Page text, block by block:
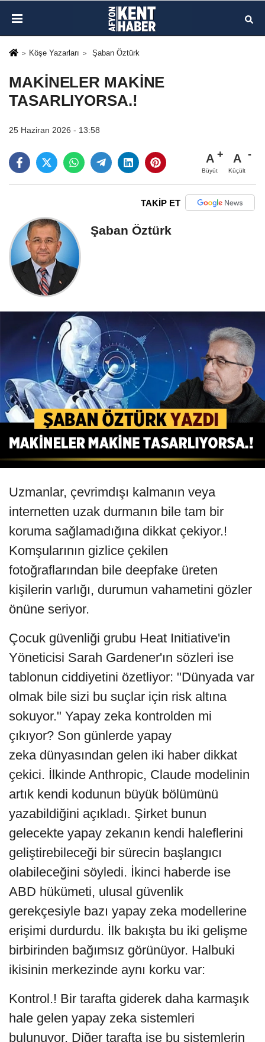
Köşe Yazarları Şaban Öztürk
MAKİNELER MAKİNE
TASARLIYORSA.!
25 Haziran 2026 - 13:58
A
Büyüt
A
Küçült
TAKİP ET
Şaban Öztürk
Uzmanlar, çevrimdışı kalmanın veya
internetten uzak durmanın bile tam bir
koruma sağlamadığına dikkat çekiyor.!
Komşularının gizlice çekilen
fotoğraflarından bile deepfake üreten
kişilerin varlığı, durumun vahametini gözler
önüne seriyor.
Çocuk güvenliği grubu Heat Initiative'in
Yöneticisi Sarah Gardener'ın sözleri ise
tablonun ciddiyetini özetliyor: "Dünyada var
olmak bile sizi bu suçlar için risk altına
sokuyor." Yapay zeka kontrolden mi
çıkıyor? Son günlerde yapay
zeka dünyasından gelen iki haber dikkat
çekici. İlkinde Anthropic, Claude modelinin
artık kendi kodunun büyük bölümünü
yazabildiğini açıkladı. Şirket bunun
gelecekte yapay zekanın kendi haleflerini
geliştirebileceği bir sürecin başlangıcı
olabileceğini söyledi. İkinci haberde ise
ABD hükümeti, ulusal güvenlik
gerekçesiyle bazı yapay zeka modellerine
erişimi durdurdu. İlk bakışta bu iki gelişme
birbirinden bağımsız görünüyor. Halbuki
ikisinin merkezinde aynı korku var:
Kontrol.! Bir tarafta giderek daha karmaşık
hale gelen yapay zeka sistemleri
bulunuyor. Diğer tarafta ise bu sistemlerin